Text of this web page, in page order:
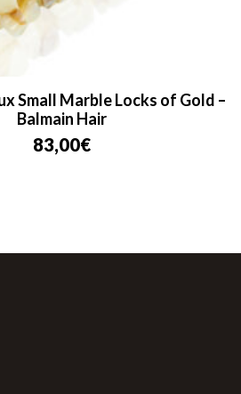
Small Marble Locks of Gold –
Balmain Hair
83,00€